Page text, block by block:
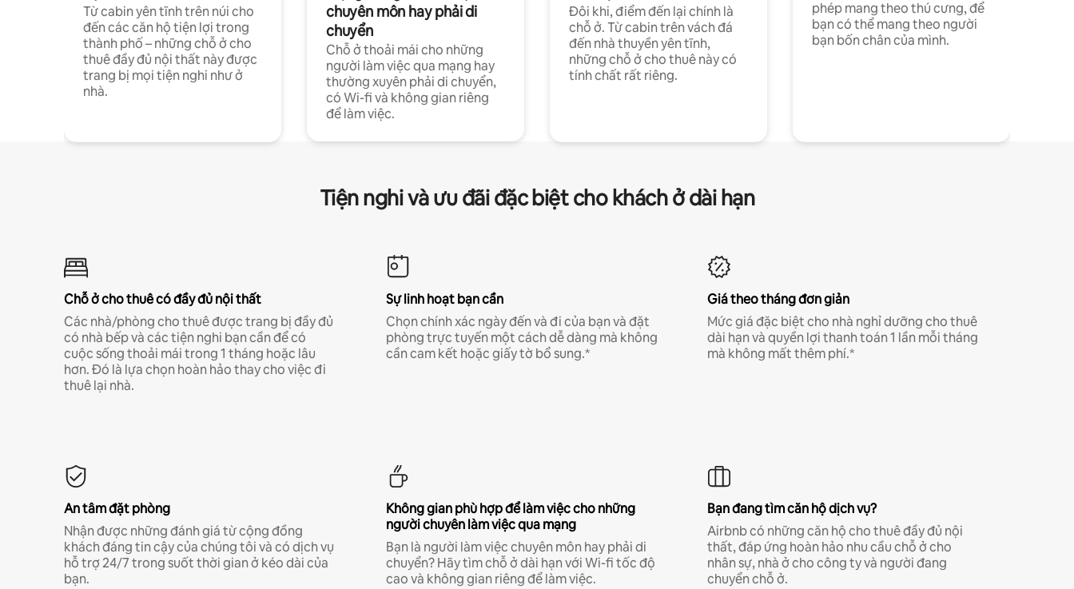
Từ cabin yên tĩnh trên núi cho
đến các căn hộ tiện lợi trong
thành phố – những chỗ ở cho
thuê đầy đủ nội thất này được
trang bị mọi tiện nghi như ở
nhà.
chuyên môn hay phải di
chuyển
Chỗ ở thoải mái cho những
người làm việc qua mạng hay
thường xuyên phải di chuyển,
có Wi-fi và không gian riêng
để làm việc.
Đôi khi, điểm đến lại chính là
chỗ ở. Từ cabin trên vách đá
đến nhà thuyền yên tĩnh,
những chỗ ở cho thuê này có
tính chất rất riêng.
phép mang theo thú cưng, để
bạn có thể mang theo người
bạn bốn chân của mình.
Tiện nghi và ưu đãi đặc biệt cho khách ở dài hạn
Chỗ ở cho thuê có đầy đủ nội thất
Các nhà/phòng cho thuê được trang bị đầy đủ
có nhà bếp và các tiện nghi bạn cần để có
cuộc sống thoải mái trong 1 tháng hoặc lâu
hơn. Đó là lựa chọn hoàn hảo thay cho việc đi
thuê lại nhà.
Sự linh hoạt bạn cần
Chọn chính xác ngày đến và đi của bạn và đặt
phòng trực tuyến một cách dễ dàng mà không
cần cam kết hoặc giấy tờ bổ sung.*
Giá theo tháng đơn giản
Mức giá đặc biệt cho nhà nghỉ dưỡng cho thuê
dài hạn và quyền lợi thanh toán 1 lần mỗi tháng
mà không mất thêm phí.*
An tâm đặt phòng
Nhận được những đánh giá từ cộng đồng
khách đáng tin cậy của chúng tôi và có dịch vụ
hỗ trợ 24/7 trong suốt thời gian ở kéo dài của
bạn.
Không gian phù hợp để làm việc cho những
người chuyên làm việc qua mạng
Bạn là người làm việc chuyên môn hay phải di
chuyển? Hãy tìm chỗ ở dài hạn với Wi-fi tốc độ
cao và không gian riêng để làm việc.
Bạn đang tìm căn hộ dịch vụ?
Airbnb có những căn hộ cho thuê đầy đủ nội
thất, đáp ứng hoàn hảo nhu cầu chỗ ở cho
nhân sự, nhà ở cho công ty và người đang
chuyển chỗ ở.